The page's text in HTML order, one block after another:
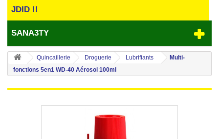
JDID !!
SANA3TY
Quincaillerie Droguerie Lubrifiants
Multi-
fonctions 5en1 WD-40 Aérosol 100ml